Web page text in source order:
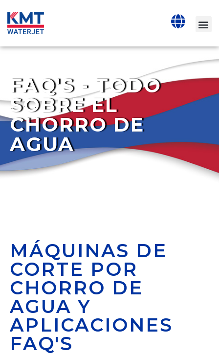
FAQ'S - TODO
SOBRE EL
CHORRO DE
AGUA
MÁQUINAS DE
CORTE POR
CHORRO DE
AGUA Y
APLICACIONES
FAQ'S